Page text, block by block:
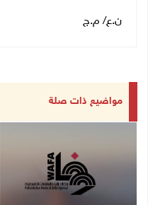
ن.ع/ م.ج
مواضيع ذات صلة